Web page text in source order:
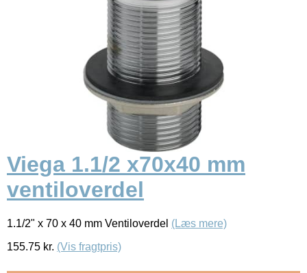
Viega 1.1/2 x70x40 mm
ventiloverdel
1.1/2" x 70 x 40 mm Ventiloverdel (Læs mere)
155.75 kr. (Vis fragtpris)